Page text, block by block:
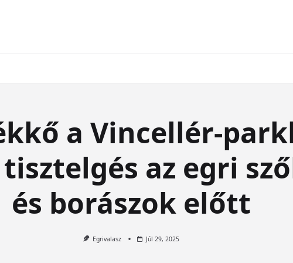
a Vincellér-
az egri
és borászok előtt
Egrivalasz Júl 29, 2025